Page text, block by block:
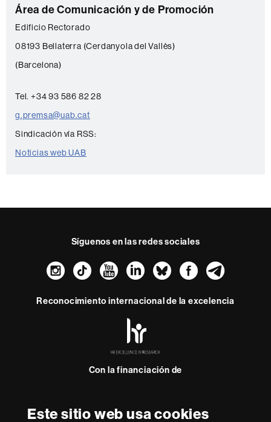
Este sitio web usa cookies
C
o
n
t
c
t
o
Área de Comunicación y de Promoción
Edificio Rectorado
08193 Bellaterra (Cerdanyola del Vallès)
(Barcelona)
Tel. +34 93 586 82 28
g.premsa@uab.cat
Sindicación vía RSS:
Noticias web UAB
Síguenos en las redes sociales
Instagram
TikTokYouTube
LinkedIn
Bluesky
Reconocimiento internacional de la excelencia
-
Con la financiación de